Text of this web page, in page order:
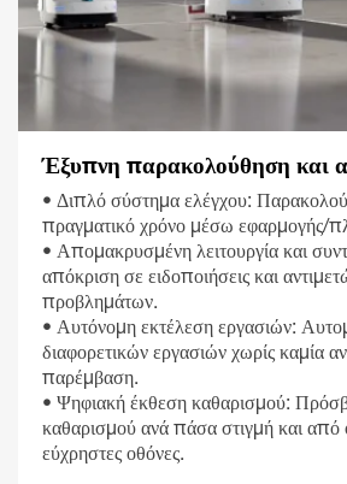
Έξυπνη παρακολούθηση και
• Διπλό σύστημα ελέγχου:
πραγματικό χρόνο μέσω εφαρμογής/
• Απομακρυσμένη λειτουργία και
απόκριση σε ειδοποιήσεις και
προβλημάτων.
• Αυτόνομη εκτέλεση εργασιών:
διαφορετικών εργασιών χωρίς καμία
παρέμβαση.
• Ψηφιακή έκθεση καθαρισμού:
καθαρισμού ανά πάσα στιγμή και
εύχρηστες οθόνες.